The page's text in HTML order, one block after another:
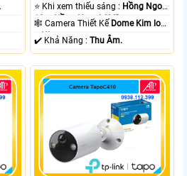
⭐ Khi xem thiếu sáng : Hồng Ngoại
10m Hồng Ngoại SMD.
🕸️ Camera Thiết Kế Dome Kim loại
+ Nhựa.
️✔️ Khả Năng :Thu Âm.